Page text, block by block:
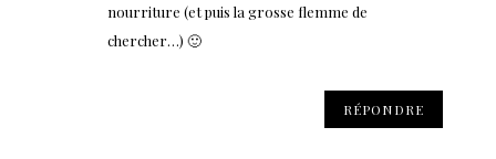
nourriture (et puis la grosse flemme de
chercher…) 🙂
RÉPONDRE